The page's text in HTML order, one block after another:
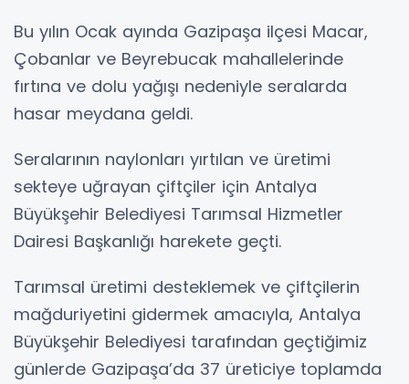
Bu yılın Ocak ayında Gazipaşa ilçesi Macar,
Çobanlar ve Beyrebucak mahallelerinde
fırtına ve dolu yağışı nedeniyle seralarda
hasar meydana geldi.
Seralarının naylonları yırtılan ve üretimi
sekteye uğrayan çiftçiler için Antalya
Büyükşehir Belediyesi Tarımsal Hizmetler
Dairesi Başkanlığı harekete geçti.
Tarımsal üretimi desteklemek ve çiftçilerin
mağduriyetini gidermek amacıyla, Antalya
Büyükşehir Belediyesi tarafından geçtiğimiz
günlerde Gazipaşa’da 37 üreticiye toplamda